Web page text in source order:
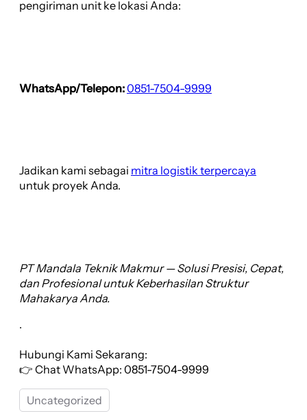
pengiriman unit ke lokasi Anda:
WhatsApp/Telepon:0851-7504-9999
Jadikan kami sebagai mitra logistik terpercaya
untuk proyek Anda.
PT Mandala Teknik Makmur — Solusi Presisi, Cepat,
dan Profesional untuk Keberhasilan Struktur
Mahakarya Anda.
.
Hubungi Kami Sekarang:
👉 Chat WhatsApp: 0851-7504-9999
Uncategorized